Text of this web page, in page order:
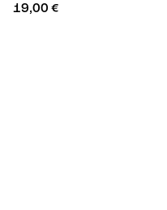
19,00 €